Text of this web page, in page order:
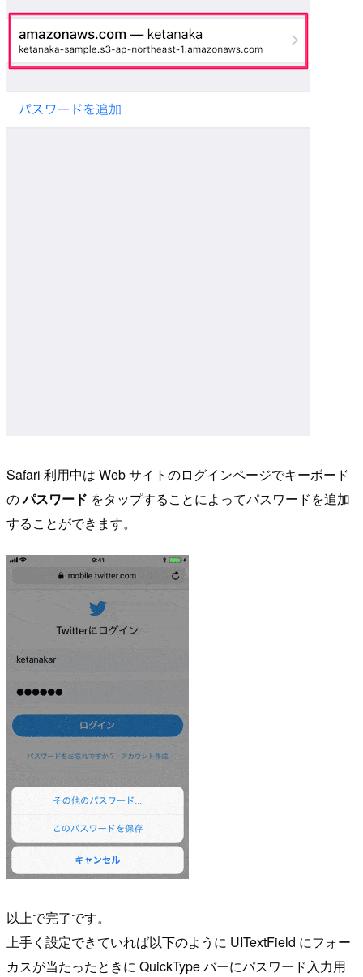
Safari 利用中は Web サイトのログインページでキーボード
のパスワード をタップすることによってパスワードを追加
することができます。
以上で完了です。
上手く設定できていれば以下のように UITextField にフォー
カスが当たったときに QuickType バーにパスワード入力用